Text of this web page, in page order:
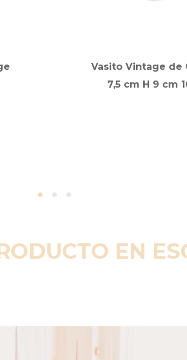
Vasito Vintage de
7,5 cm H 9 cm
EN